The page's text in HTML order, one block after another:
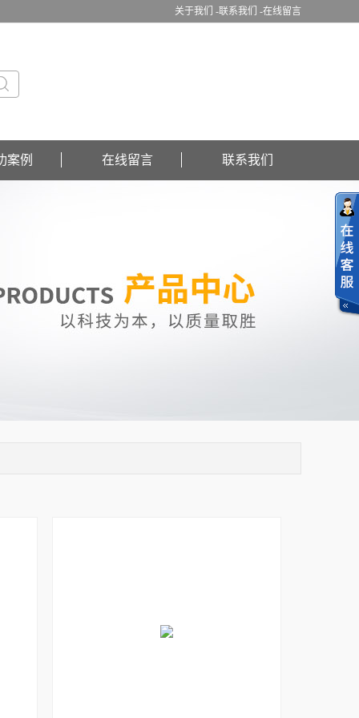
关于我们 -联系我们 -在线留言
案例 在线留言 联系我们